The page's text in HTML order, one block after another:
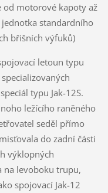
motorové kapoty až
standardního
břišních výfuků)
letoun typu
typu Jak-12S.
ležícího raněného
seděl přímo
do zadní části
výklopných
na levoboku trupu,
spojovací Jak-12